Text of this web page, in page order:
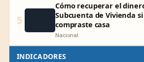
5
Cómo recuperar el
Subcuenta de Vivienda
compraste casa
Nacional
INDICADORES